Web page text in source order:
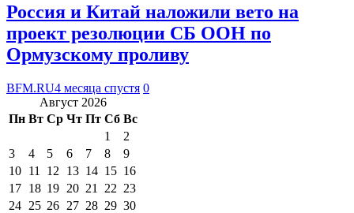
Россия и Китай наложили вето на
проект резолюции СБ ООН по
Ормузскому проливу
BFM.RU4 месяца спустя 0
Август 2026
Пн Вт Ср Чт Пт Сб Вс
1
2
3
4 5 6 7 8
9
10 11 12 13 14 15 16
17 18 19 20 21 22 23
24 25 26 27 28 29 30